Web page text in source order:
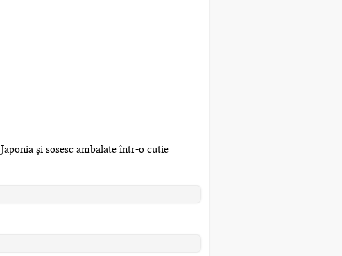
și sosesc ambalate într-o cutie